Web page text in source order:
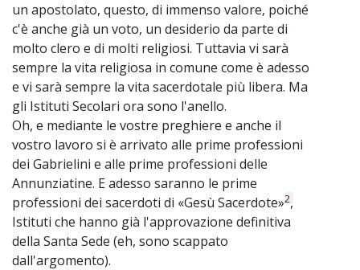
un apostolato, questo, di immenso valore, poiché
c'è anche già un voto, un desiderio da parte di
molto clero e di molti religiosi. Tuttavia vi sarà
sempre la vita religiosa in comune come è adesso
e vi sarà sempre la vita sacerdotale più libera. Ma
gli Istituti Secolari ora sono l'anello.
Oh, e mediante le vostre preghiere e anche il
vostro lavoro si è arrivato alle prime professioni
dei Gabrielini e alle prime professioni delle
Annunziatine. E adesso saranno le prime
professioni dei sacerdoti di «Gesù Sacerdote»2,
Istituti che hanno già l'approvazione definitiva
della Santa Sede (eh, sono scappato
dall'argomento).